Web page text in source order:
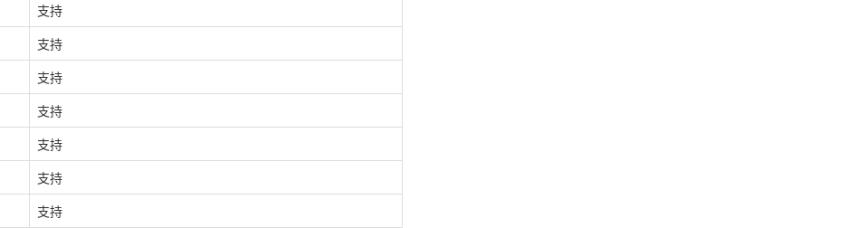
支持
支持
支持
支持
支持
支持
支持